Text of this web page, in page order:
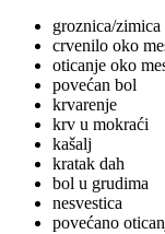
groznica/zimica
crvenilo oko
oticanje oko
povećan bol
krvarenje
krv u mokraći
kašalj
kratak dah
bol u grudima
nesvestica
povećano